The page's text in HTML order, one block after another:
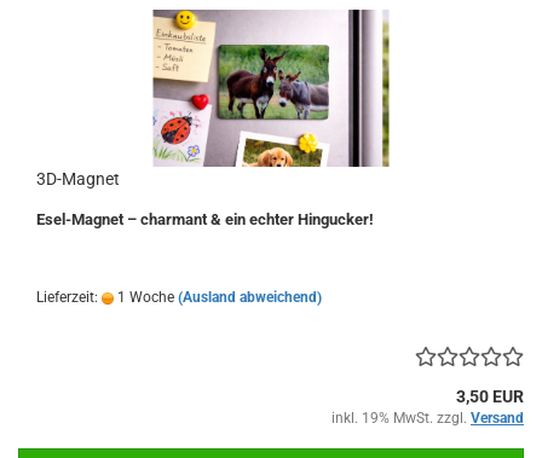
3D-Magnet
Esel-Magnet – charmant & ein echter Hingucker!
Lieferzeit: 1 Woche (Ausland abweichend)
3,50 EUR
inkl. 19% MwSt. zzgl. Versand